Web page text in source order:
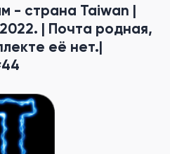
- страна Taiwan |
| Почта родная,
её нет.|